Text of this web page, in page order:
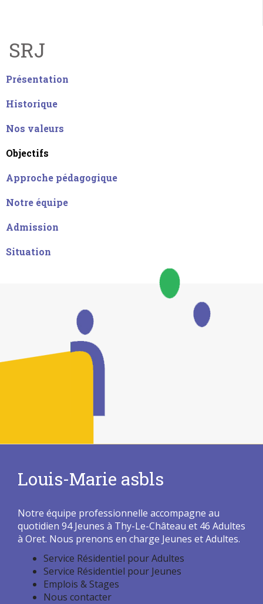
SRJ
Présentation
Historique
Nos valeurs
Objectifs
Approche pédagogique
Notre équipe
Admission
Situation
Louis-Marie asbls
Notre équipe professionnelle accompagne au
quotidien 94 Jeunes à Thy-Le-Château et 46 Adultes
à Oret. Nous prenons en charge Jeunes et Adultes.
Service Résidentiel pour Adultes
Service Résidentiel pour Jeunes
Emplois & Stages
Nous contacter